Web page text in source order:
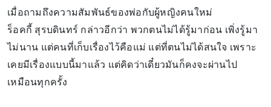
เมื่อถามถึงความสัมพันธ์ของพ่อกับผู้หญิงคนใหม่
ร็อคกี้ สุรบดินทร์ กล่าวอีกว่า พวกตนไม่ได้รู้มาก่อน เพิ่งรู้มา
ไม่นาน แต่คนที่เก็บเรื่องไว้คือแม่ แต่ที่ตนไม่ได้สนใจ เพราะ
เคยมีเรื่องแบบนี้มาแล้ว แต่คิดว่าเดี๋ยวมันก็คงจะผ่านไป
เหมือนทุกครั้ง